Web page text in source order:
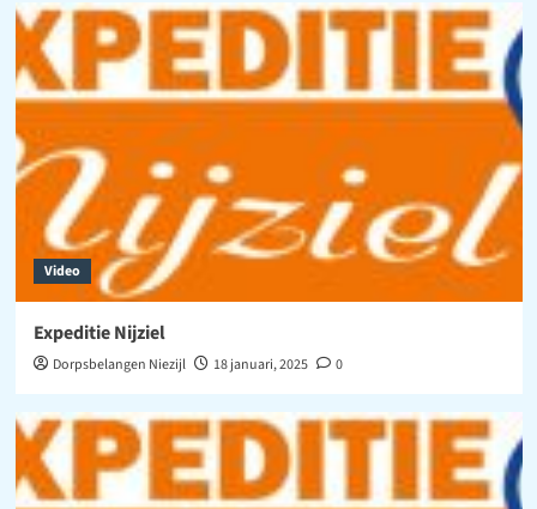
Video
Expeditie Nijziel
Dorpsbelangen Niezijl 18 januari, 2025 0